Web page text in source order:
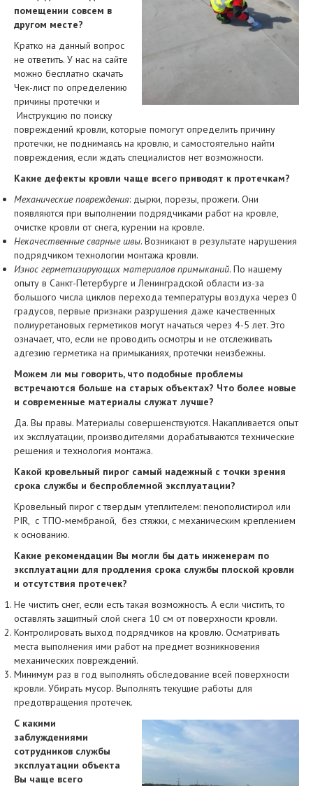
помещении совсем в
другом месте?
Кратко на данный вопрос
не ответить. У нас на сайте
можно бесплатно скачать
Чек-лист по определению
причины протечки и
Инструкцию по поиску
повреждений кровли, которые помогут определить причину
протечки, не поднимаясь на кровлю, и самостоятельно найти
повреждения, если ждать специалистов нет возможности.
Какие дефекты кровли чаще всего приводят к протечкам?
Механические повреждения: дырки, порезы, прожеги. Они
появляются при выполнении подрядчиками работ на кровле,
очистке кровли от снега, курении на кровле.
Некачественные сварные швы. Возникают в результате нарушения
подрядчиком технологии монтажа кровли.
Износ герметизирующих материалов примыканий. По нашему
опыту в Санкт-Петербурге и Ленинградской области из-за
большого числа циклов перехода температуры воздуха через 0
градусов, первые признаки разрушения даже качественных
полиуретановых герметиков могут начаться через 4-5 лет. Это
означает, что, если не проводить осмотры и не отслеживать
адгезию герметика на примыканиях, протечки неизбежны.
Можем ли мы говорить, что подобные проблемы
встречаются больше на старых объектах? Что более новые
и современные материалы служат лучше?
Да. Вы правы. Материалы совершенствуются. Накапливается опыт
их эксплуатации, производителями дорабатываются технические
решения и технология монтажа.
Какой кровельный пирог самый надежный с точки зрения
срока службы и беспроблемной эксплуатации?
Кровельный пирог с твердым утеплителем: пенополистирол или
PIR, с ТПО-мембраной, без стяжки, с механическим креплением
к основанию.
Какие рекомендации Вы могли бы дать инженерам по
эксплуатации для продления срока службы плоской кровли
и отсутствия протечек?
Не чистить снег, если есть такая возможность. А если чистить, то
оставлять защитный слой снега 10 см от поверхности кровли.
Контролировать выход подрядчиков на кровлю. Осматривать
места выполнения ими работ на предмет возникновения
механических повреждений.
Минимум раз в год выполнять обследование всей поверхности
кровли. Убирать мусор. Выполнять текущие работы для
предотвращения протечек.
С какими
заблуждениями
сотрудников службы
эксплуатации объекта
Вы чаще всего